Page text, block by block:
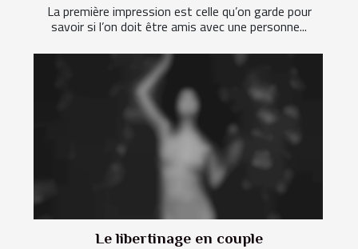
La première impression est celle qu’on garde pour
savoir si l’on doit être amis avec une personne...
Le libertinage en couple